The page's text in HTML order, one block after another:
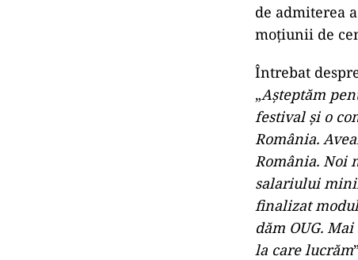
de admiterea
moţiunii de
Întrebat
„Aşteptăm
festival şi o
România.
România. Noi
salariului
finalizat
dăm OUG.
la care lucrăm